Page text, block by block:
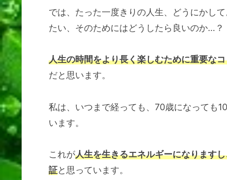
では、たった一度きりの人生、どうにかし
たい、そのためにはどうしたら良いのか…？
人生の時間をより長く楽しむために重要な
だと思います。
私は、いつまで経っても、70歳になっても
います。
これが人生を生きるエネルギーになります
証と思っています。